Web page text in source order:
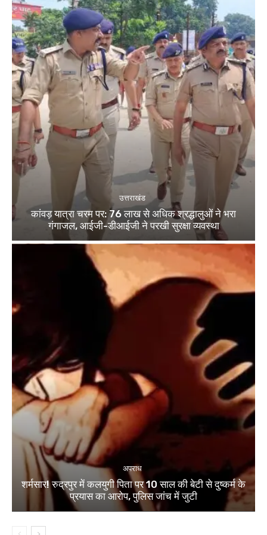
उत्तराखंड
कांवड़ यात्रा चरम पर: 76 लाख से अधिक श्रद्धालुओं ने भरा
गंगाजल, आईजी-डीआईजी ने परखी सुरक्षा व्यवस्था
अपराध
शर्मसार! रुद्रपुर में कलयुगी पिता पर 10 साल की बेटी से दुष्कर्म के
प्रयास का आरोप, पुलिस जांच में जुटी